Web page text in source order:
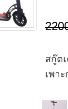
สกู๊ต
เพา